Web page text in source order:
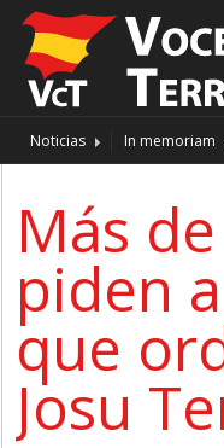
Noticias In memoriam
Más
piden
que
Josu